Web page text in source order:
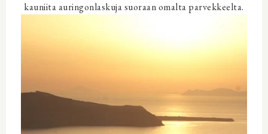
kauniita auringonlaskuja suoraan omalta parvekkeelta.